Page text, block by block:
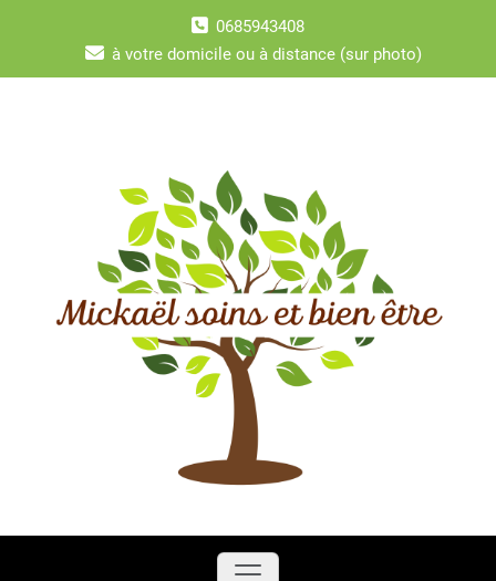
0685943408
à votre domicile ou à distance (sur photo)